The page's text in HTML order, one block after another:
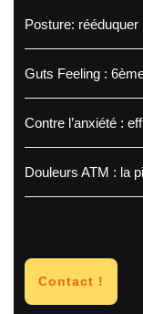
Posture:
Guts Feeling :
Contre l’anxiété :
Douleurs ATM : la
Contact !